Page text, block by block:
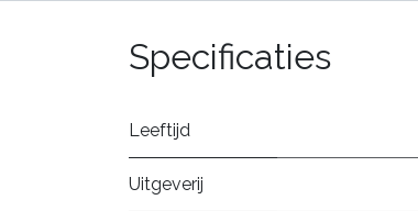
Specificaties
Leeftijd
Uitgeverij